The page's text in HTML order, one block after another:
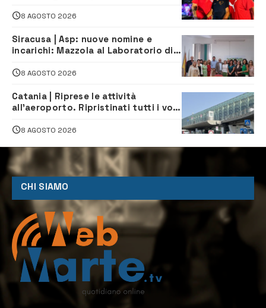
8 AGOSTO 2026
Siracusa | Asp: nuove nomine e
incarichi: Mazzola al Laboratorio di
Servizio Legale
8 AGOSTO 2026
Catania | Riprese le attività
all’aeroporto. Ripristinati tutti i voli
8 AGOSTO 2026
CHI SIAMO